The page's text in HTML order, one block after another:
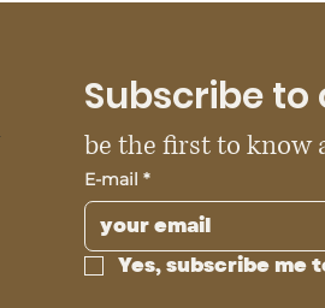
Subscribe
be the first to know
E-mail *
Yes, subscribe me